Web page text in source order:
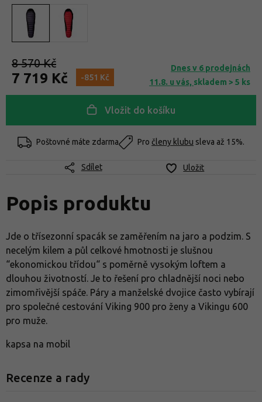
7 719 Kč -851 Kč
8 570 Kč
Dnes v 6 prodejnách
11.8. u vás, skladem > 5 ks
Vložit do košíku
Poštovné máte zdarma Pro členy klubu sleva až 15%.
Sdílet Uložit
Popis produktu
Jde o třísezonní spacák se zaměřením na jaro a podzim. S
necelým kilem a půl celkové hmotnosti je slušnou
“ekonomickou třídou“ s poměrně vysokým loftem a
dlouhou životností. Je to řešení pro chladnější noci nebo
zimomřivější spáče. Páry a manželské dvojice často vybírají
pro společné cestování Viking 900 pro ženy a Vikingu 600
pro muže.
kapsa na mobil
Recenze a rady